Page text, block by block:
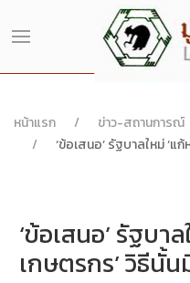
หน้าแรก
ข่าว-สถานการณ์
‘ข้อเสนอ’ รัฐบาลใหม่ ‘แ
‘ข้อเสนอ’ รัฐบา
เกษตรกร’ วิธีนั้น